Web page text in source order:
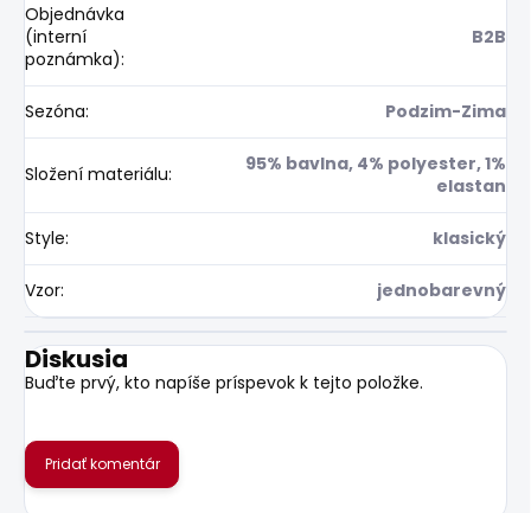
Objednávka
(interní
poznámka):
B2B
Sezóna: Podzim-Zima
Složení materiálu:
95% bavlna, 4% polyester, 1%
elastan
Style: klasický
Vzor: jednobarevný
Diskusia
Buďte prvý, kto napíše príspevok k tejto položke.
Pridať komentár